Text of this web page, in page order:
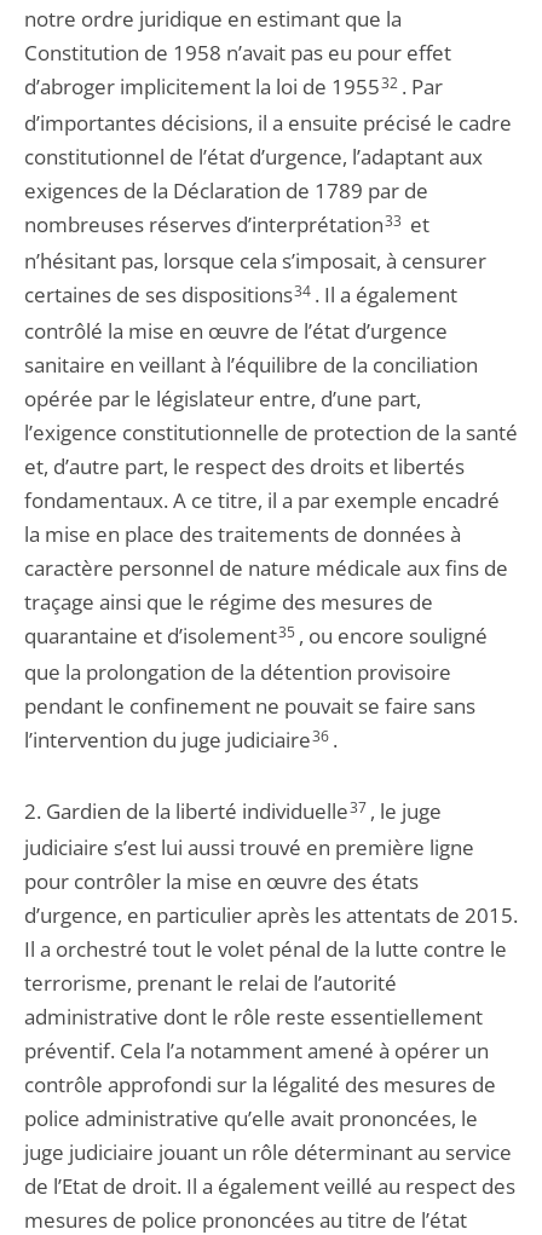
notre ordre juridique en estimant que la
Constitution de 1958 n’avait pas eu pour effet
d’abroger implicitement la loi de 195532. Par
d’importantes décisions, il a ensuite précisé le cadre
constitutionnel de l’état d’urgence, l’adaptant aux
exigences de la Déclaration de 1789 par de
nombreuses réserves d’interprétation33 et
n’hésitant pas, lorsque cela s’imposait, à censurer
certaines de ses dispositions34. Il a également
contrôlé la mise en œuvre de l’état d’urgence
sanitaire en veillant à l’équilibre de la conciliation
opérée par le législateur entre, d’une part,
l’exigence constitutionnelle de protection de la santé
et, d’autre part, le respect des droits et libertés
fondamentaux. A ce titre, il a par exemple encadré
la mise en place des traitements de données à
caractère personnel de nature médicale aux fins de
traçage ainsi que le régime des mesures de
quarantaine et d’isolement35, ou encore souligné
que la prolongation de la détention provisoire
pendant le confinement ne pouvait se faire sans
l’intervention du juge judiciaire36.
2. Gardien de la liberté individuelle37, le juge
judiciaire s’est lui aussi trouvé en première ligne
pour contrôler la mise en œuvre des états
d’urgence, en particulier après les attentats de 2015.
Il a orchestré tout le volet pénal de la lutte contre le
terrorisme, prenant le relai de l’autorité
administrative dont le rôle reste essentiellement
préventif. Cela l’a notamment amené à opérer un
contrôle approfondi sur la légalité des mesures de
police administrative qu’elle avait prononcées, le
juge judiciaire jouant un rôle déterminant au service
de l’Etat de droit. Il a également veillé au respect des
mesures de police prononcées au titre de l’état